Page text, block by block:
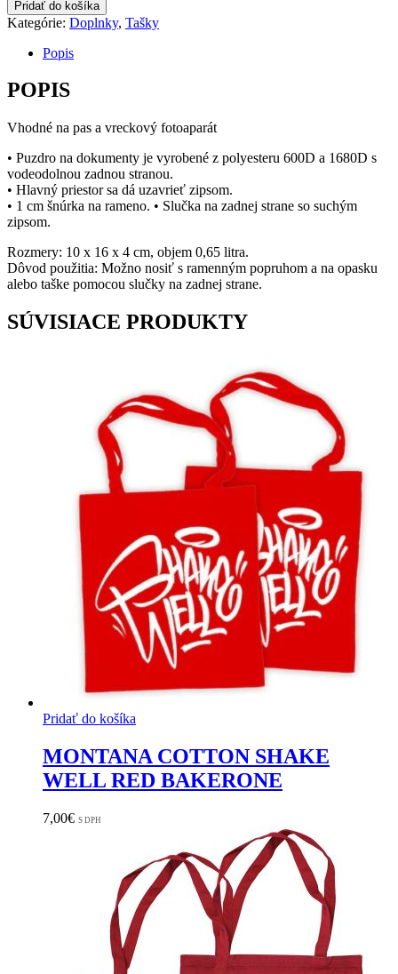
pouch
black
Pridať do košíka
Kategórie: Doplnky, Tašky
Popis
POPIS
Vhodné na pas a vreckový fotoaparát
• Puzdro na dokumenty je vyrobené z polyesteru 600D a 1680D s
vodeodolnou zadnou stranou.
• Hlavný priestor sa dá uzavrieť zipsom.
• 1 cm šnúrka na rameno. • Slučka na zadnej strane so suchým
zipsom.
Rozmery: 10 x 16 x 4 cm, objem 0,65 litra.
Dôvod použitia: Možno nosiť s ramenným popruhom a na opasku
alebo taške pomocou slučky na zadnej strane.
SÚVISIACE PRODUKTY
Pridať do košíka
MONTANA COTTON SHAKE
WELL RED BAKERONE
7,00€ S DPH